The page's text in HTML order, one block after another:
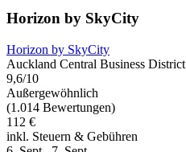
Horizon by SkyCity
Horizon by SkyCity
Auckland Central Business District
9,6/10
Außergewöhnlich
(1.014 Bewertungen)
112 €
inkl. Steuern & Gebühren